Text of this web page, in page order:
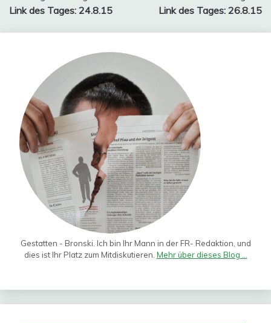
Link des Tages: 24.8.15
Link des Tages: 26.8.15
Gestatten - Bronski. Ich bin Ihr Mann in der FR- Redaktion, und
dies ist Ihr Platz zum Mitdiskutieren. Mehr über dieses Blog ...